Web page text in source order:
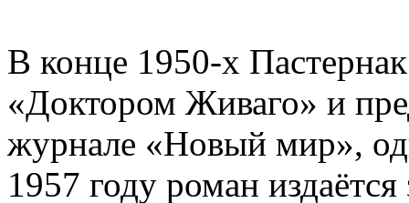
В конце 1950-х
«Доктором Живаго» и
журнале «Новый мир»,
1957 году роман